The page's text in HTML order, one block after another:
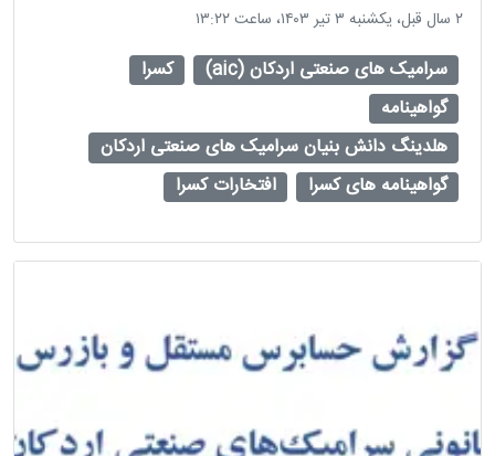
‫۲ سال قبل، یکشنبه ۳ تیر ۱۴۰۳، ساعت ۱۳:۲۲
سرامیک های صنعتی اردکان (aic)
کسرا
گواهینامه
هلدینگ دانش بنیان سرامیک های صنعتی اردکان
گواهینامه های کسرا
افتخارات کسرا